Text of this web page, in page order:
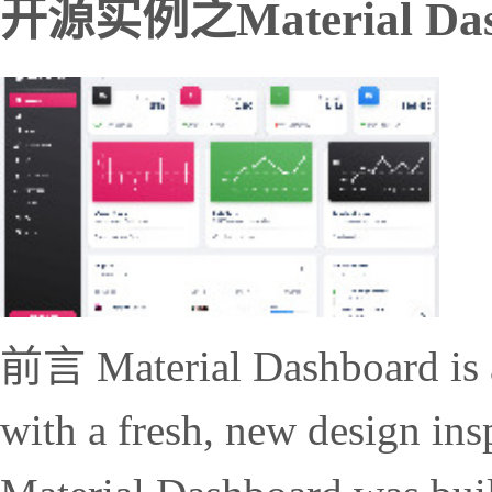
开源实例之Material
前言 Material Dashboard
with a fresh, new design